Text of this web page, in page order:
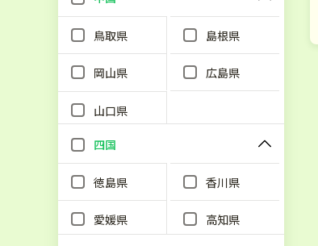
鳥取県 島根県
岡山県 広島県
山口県
四国
徳島県 香川県
愛媛県 高知県